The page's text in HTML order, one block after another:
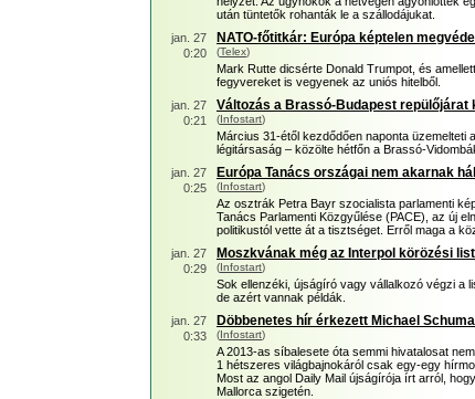
után tüntetők rohanták le a szállodájukat.
jan. 27
0:20
NATO-főtitkár: Európa képtelen
(Telex)
Mark Rutte dicsérte Donald Trumpot, és
fegyvereket is vegyenek az uniós hitelből.
jan. 27
0:21
Változás a Brassó-Budapest repülőjárat
(Infostart)
Március 31-étől kezdődően naponta üzemelteti
légitársaság – közölte hétfőn a Brassó-
jan. 27
0:25
Európa Tanács országai nem akarnak
(Infostart)
Az osztrák Petra Bayr szocialista parlamenti
Tanács Parlamenti Közgyűlése (PACE), az új
politikustól vette át a tisztséget. Erről maga a
jan. 27
0:29
Moszkvának még az Interpol körözési
(Infostart)
Sok ellenzéki, újságíró vagy vállalkozó végzi a
de azért vannak példák.
jan. 27
0:33
Döbbenetes hír érkezett Michael
(Infostart)
A 2013-as síbalesete óta semmi hivatalosat
1 hétszeres világbajnokáról csak egy-egy
Most az angol Daily Mail újságírója írt arról,
Mallorca szigetén.